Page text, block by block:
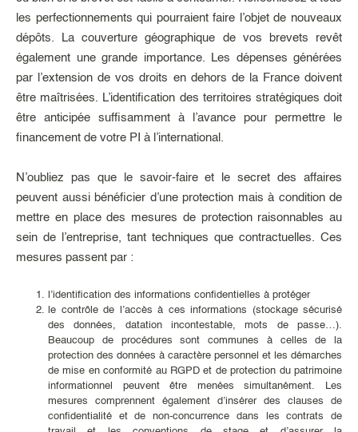
les perfectionnements qui pourraient faire l’objet de nouveaux
dépôts. La couverture géographique de vos brevets revêt
également une grande importance. Les dépenses générées
par l’extension de vos droits en dehors de la France doivent
être maîtrisées. L’identification des territoires stratégiques doit
être anticipée suffisamment à l’avance pour permettre le
financement de votre PI à l’international.
N’oubliez pas que le savoir-faire et le secret des affaires
peuvent aussi bénéficier d’une protection mais à condition de
mettre en place des mesures de protection raisonnables au
sein de l’entreprise, tant techniques que contractuelles. Ces
mesures passent par :
l’identification des informations confidentielles à protéger
le contrôle de l’accès à ces informations (stockage sécurisé
des données, datation incontestable, mots de passe…).
Beaucoup de procédures sont communes à celles de la
protection des données à caractère personnel et les démarches
de mise en conformité au RGPD et de protection du patrimoine
informationnel peuvent être menées simultanément. Les
mesures comprennent également d’insérer des clauses de
confidentialité et de non-concurrence dans les contrats de